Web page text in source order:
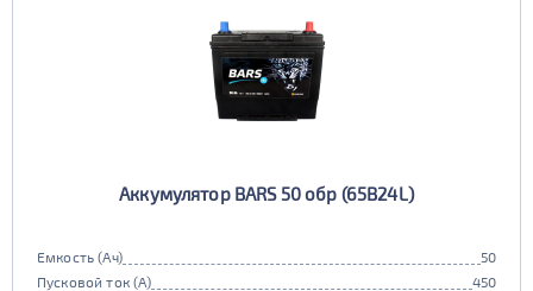
Аккумулятор BARS 50 обр (65B24L)
Емкость (Ач)
50
Пусковой ток (А)
450